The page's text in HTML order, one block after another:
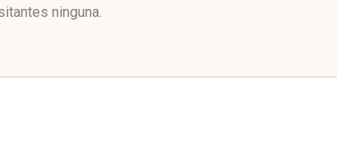
ninguna.